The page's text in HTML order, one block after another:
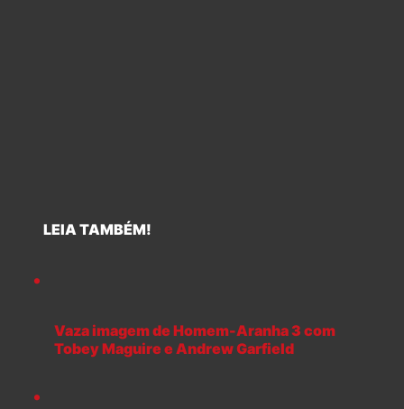
LEIA TAMBÉM!
Vaza imagem de Homem-Aranha 3 com
Tobey Maguire e Andrew Garfield